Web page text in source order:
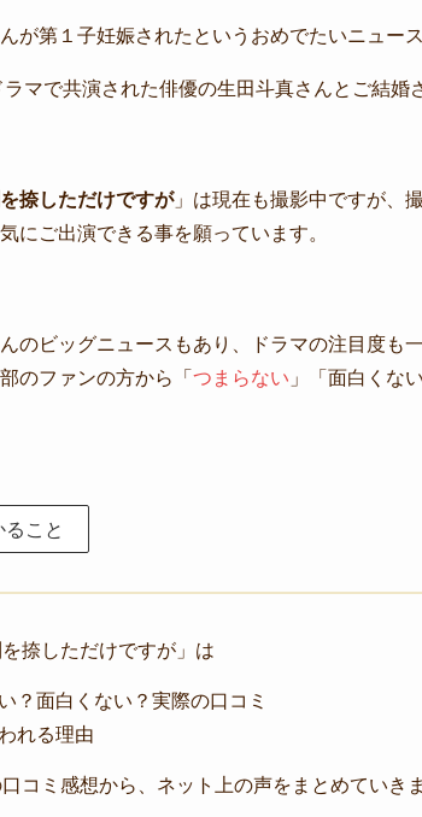
が第１子妊娠されたというおめでたいニュー
ラマで共演された俳優の生田斗真さんとご結婚
捺しただけですが」は現在も撮影中ですが、
にご出演できる事を願っています。
のビッグニュースもあり、ドラマの注目度も
のファンの方から「つまらない 」「面白くな
こと
捺しただけですが」は
？面白くない？実際の口コミ
れる理由
コミ感想から、ネット上の声をまとめていきま